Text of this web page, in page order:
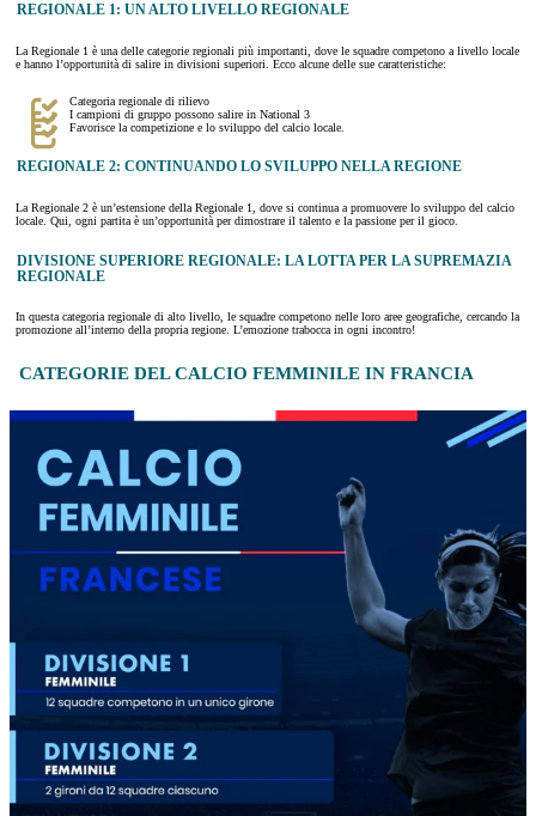
REGIONALE 1: UN ALTO LIVELLO REGIONALE
La Regionale 1 è una delle categorie regionali più importanti, dove le squadre competono a livello locale
e hanno l’opportunità di salire in divisioni superiori. Ecco alcune delle sue caratteristiche:
Categoria regionale di rilievo
I campioni di gruppo possono salire in National 3
Favorisce la competizione e lo sviluppo del calcio locale.
REGIONALE 2: CONTINUANDO LO SVILUPPO NELLA REGIONE
La Regionale 2 è un’estensione della Regionale 1, dove si continua a promuovere lo sviluppo del calcio
locale. Qui, ogni partita è un’opportunità per dimostrare il talento e la passione per il gioco.
DIVISIONE SUPERIORE REGIONALE: LA LOTTA PER LA SUPREMAZIA
REGIONALE
In questa categoria regionale di alto livello, le squadre competono nelle loro aree geografiche, cercando la
promozione all’interno della propria regione. L’emozione trabocca in ogni incontro!
CATEGORIE DEL CALCIO FEMMINILE IN FRANCIA